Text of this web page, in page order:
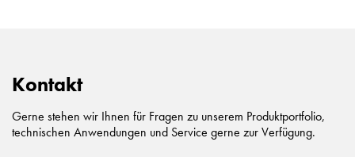
Kontakt
Gerne stehen wir Ihnen für Fragen zu unserem Produktportfolio,
technischen Anwendungen und Service gerne zur Verfügung.